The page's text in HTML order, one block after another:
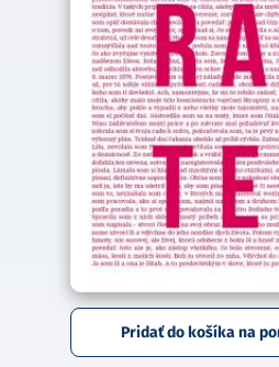
Pridať do košíka na